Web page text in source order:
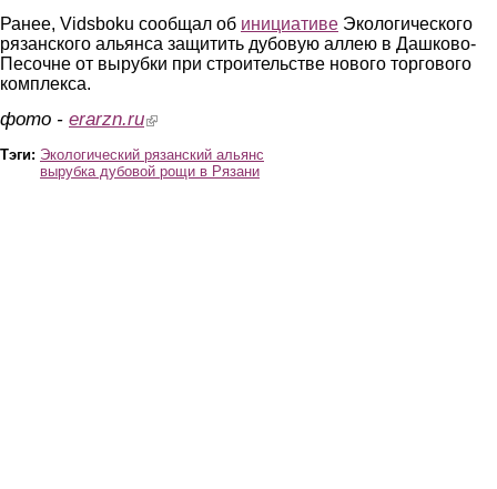
Ранее, Vidsboku сообщал об инициативе Экологического
рязанского альянса защитить дубовую аллею в Дашково-
Песочне от вырубки при строительстве нового торгового
комплекса.
фото - erarzn.ru(link is external)
Тэги: Экологический рязанский альянс
вырубка дубовой рощи в Рязани